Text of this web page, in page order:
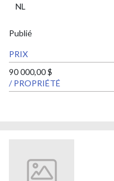
NL
Publié
PRIX
90 000,00 $
/ PROPRIÉTÉ